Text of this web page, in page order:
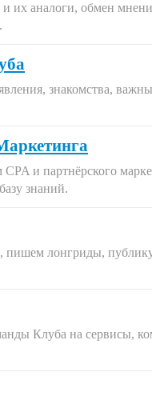
их аналоги, обмен
знакомства,
и партнёрского
знаний.
пишем лонгриды,
Клуба на сервисы,